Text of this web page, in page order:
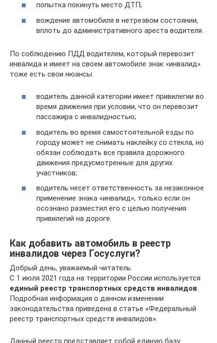
попытка покинуть место ДТП;
вождение автомобиля в нетрезвом состоянии,
вплоть до административного ареста водителя.
По соблюдению ПДД водителем, который перевозит
инвалида и имеет на своем автомобиле знак «инвалид»
тоже есть свои нюансы.
водитель данной категории имеет привилегии во
время движения при условии, что он перевозит
пассажира с инвалидностью;
водитель во время самостоятельной езды по
городу может не снимать наклейку со стекла, но
обязан соблюдать все правила дорожного
движения предусмотренные для других
участников;
водитель несет ответственность за незаконное
применение знака «инвалид», только если он
осознано разместил его с целью получения
привилегий на дороге.
Как добавить автомобиль в реестр
инвалидов через Госуслуги?
Добрый день, уважаемый читатель.
С 1 июля 2021 года на территории России используется
единый реестр транспортных средств инвалидов.
Подробная информация о данном изменении
законодательства приведена в статье «Федеральный
реестр транспортных средств инвалидов».
Данный реестр представляет собой единую базу